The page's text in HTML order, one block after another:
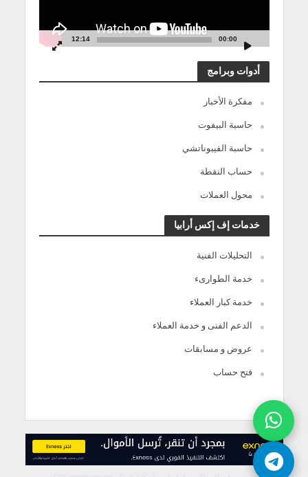
00:00
12:14
أدوات وبرامج
مفكرة الأخبار
حاسبة البيفوت
حاسبة الفيبوناتشي
حساب النقطة
محول العملات
خدمات إف إكس أرابيا
التحليلات الفنية
خدمة الطوارىء
خدمة كبار العملاء
الدعم الفنى و خدمة العملاء
عروض و مسابقات
فتح حساب